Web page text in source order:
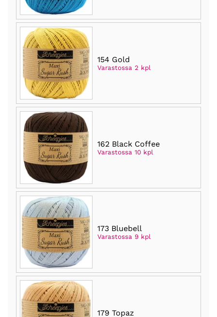
154 Gold
Varastossa 2 kpl
162 Black Coffee
Varastossa 10 kpl
173 Bluebell
Varastossa 9 kpl
179 Topaz